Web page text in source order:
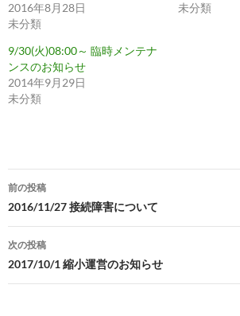
2016年8月28日
未分類
未分類
9/30(火)08:00～ 臨時メンテナ
ンスのお知らせ
2014年9月29日
未分類
投
稿
ナ
ビ
前の投稿
2016/11/27 接続障害について
次の投稿
2017/10/1 縮小運営のお知らせ